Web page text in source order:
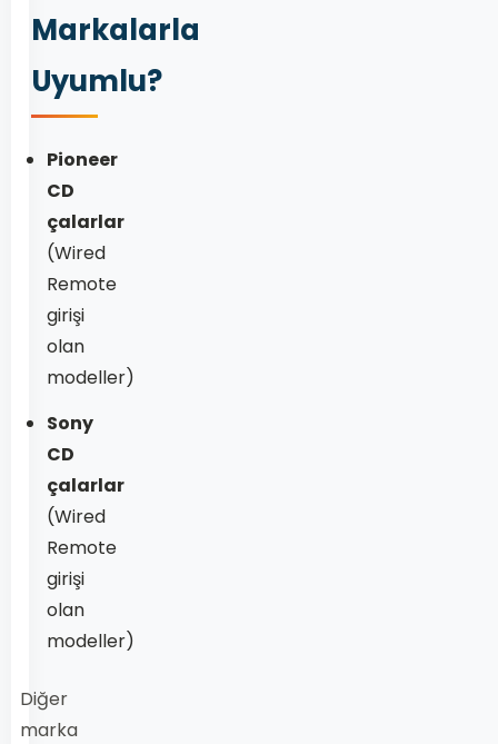
Markalarla
Uyumlu?
Pioneer
CD
çalarlar
(Wired
Remote
girişi
olan
modeller)
Sony
CD
çalarlar
(Wired
Remote
girişi
olan
modeller)
Diğer
marka